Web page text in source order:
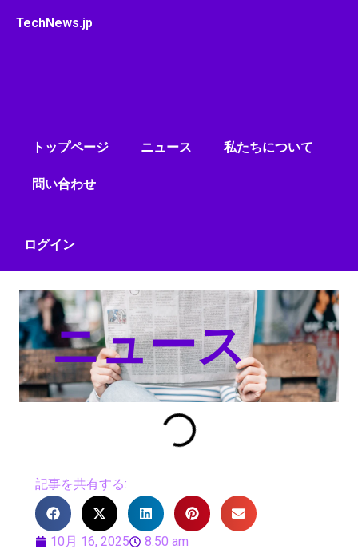
TechNews.jp
トップページ ニュース 私たちについて
問い合わせ
ログイン
ニュース
記事を共有する:
10月 16, 2025
8:50 am